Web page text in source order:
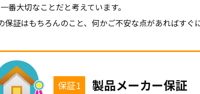
番大切なことだと考えています。
保証はもちろんのこと、何かご不安な点があればすぐ
保証1 製品メーカー保証